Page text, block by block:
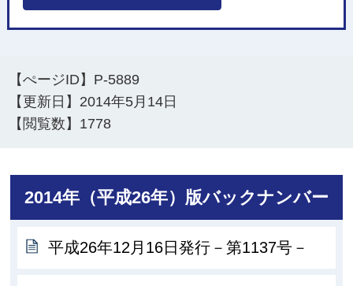
【ぺージID】 P-5889
【更新日】 2014年5月14日
【閲覧数】 1778
2014年（平成26年）版バックナンバー
平成26年12月16日発行－第1137号－